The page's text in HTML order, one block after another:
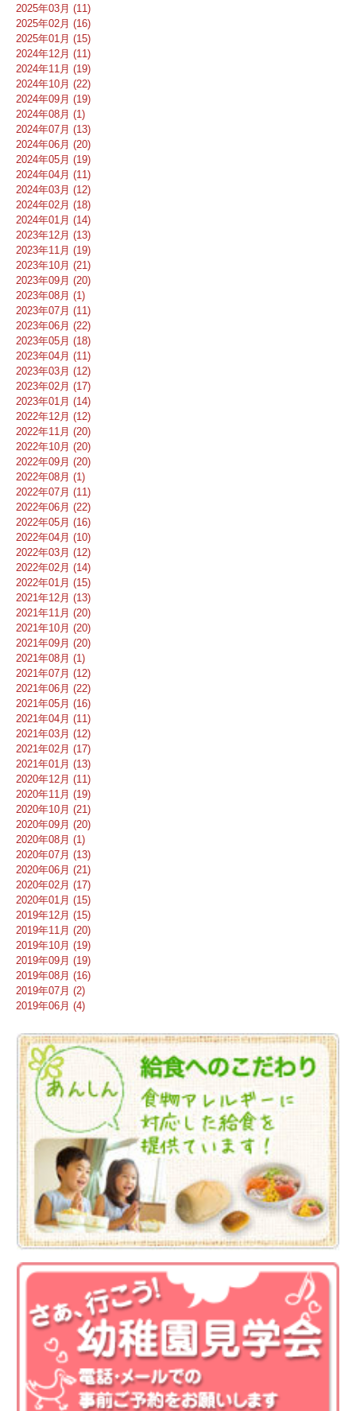
2025年03月 (11)
2025年02月 (16)
2025年01月 (15)
2024年12月 (11)
2024年11月 (19)
2024年10月 (22)
2024年09月 (19)
2024年08月 (1)
2024年07月 (13)
2024年06月 (20)
2024年05月 (19)
2024年04月 (11)
2024年03月 (12)
2024年02月 (18)
2024年01月 (14)
2023年12月 (13)
2023年11月 (19)
2023年10月 (21)
2023年09月 (20)
2023年08月 (1)
2023年07月 (11)
2023年06月 (22)
2023年05月 (18)
2023年04月 (11)
2023年03月 (12)
2023年02月 (17)
2023年01月 (14)
2022年12月 (12)
2022年11月 (20)
2022年10月 (20)
2022年09月 (20)
2022年08月 (1)
2022年07月 (11)
2022年06月 (22)
2022年05月 (16)
2022年04月 (10)
2022年03月 (12)
2022年02月 (14)
2022年01月 (15)
2021年12月 (13)
2021年11月 (20)
2021年10月 (20)
2021年09月 (20)
2021年08月 (1)
2021年07月 (12)
2021年06月 (22)
2021年05月 (16)
2021年04月 (11)
2021年03月 (12)
2021年02月 (17)
2021年01月 (13)
2020年12月 (11)
2020年11月 (19)
2020年10月 (21)
2020年09月 (20)
2020年08月 (1)
2020年07月 (13)
2020年06月 (21)
2020年02月 (17)
2020年01月 (15)
2019年12月 (15)
2019年11月 (20)
2019年10月 (19)
2019年09月 (19)
2019年08月 (16)
2019年07月 (2)
2019年06月 (4)